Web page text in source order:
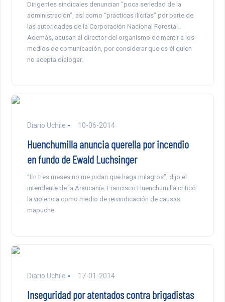
Dirigentes sindicales denuncian “poca seriedad de la
administración”, así como “prácticas ilícitas” por parte de
las autoridades de la Corporación Nacional Forestal.
Además, acusan al director del organismo de mentir a los
medios de comunicación, por considerar que es él quien
no acepta dialogar.
Diario Uchile 10-06-2014
Huenchumilla anuncia querella por incendio
en fundo de Ewald Luchsinger
“En tres meses no me pidan que haga milagros”, dijo el
intendente de la Araucanía. Francisco Huenchumilla criticó
la violencia como medio de reivindicación de causas
mapuche.
Diario Uchile 17-01-2014
Inseguridad por atentados contra brigadistas